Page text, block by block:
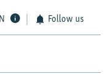
Follow us